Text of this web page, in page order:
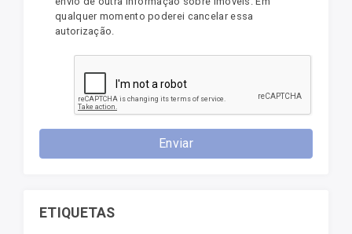
qualquer momento poderei cancelar essa
autorização.
Enviar
ETIQUETAS